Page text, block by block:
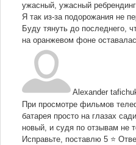
ужасный, ужасный ребрендинг
Я так из-за подорожания не
Буду тянуть до последнего,
на оранжевом фоне
Alexander
При просмотре фильмов
батарея просто на глазах
новый, и судя по отзывам не
Исправьте, поставлю 5 ⭐